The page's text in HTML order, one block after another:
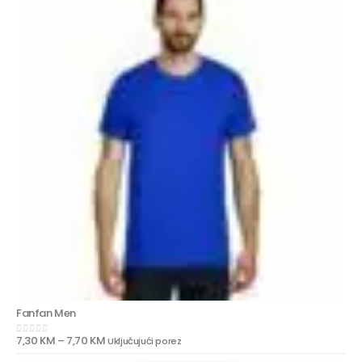
Fanfan Men
0 out of 5
7,30 KM – 7,70 KMUključujući porez